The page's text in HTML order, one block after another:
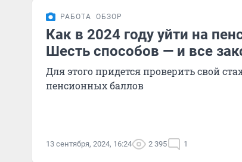
РАБОТА ОБЗОР
Как в 2024 году уйти на
Шесть способов — и все
Для этого придется проверить свой
пенсионных баллов
13 сентября, 2024, 16:24 2 395 1